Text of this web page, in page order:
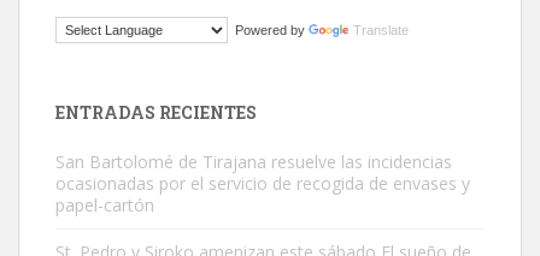
El ayuntamiento se va a llevar a Los Gatos callejeros de la zona los
Powered by Translate
ENTRADAS RECIENTES
San Bartolomé de Tirajana resuelve las incidencias
ocasionadas por el servicio de recogida de envases y
papel-cartón